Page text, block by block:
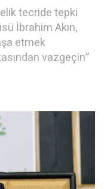
tecride tepki
İbrahim Akın,
etmek
vazgeçin”